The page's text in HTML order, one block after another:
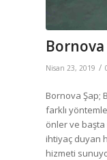
Bornova
Nisan 23, 2019 /
Bornova Şap;
farklı
önler ve
ihtiyaç duyan
hizmeti